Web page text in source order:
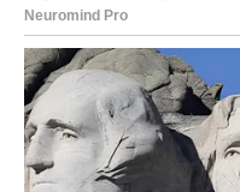
U ova tri dana, Rak
razlogom.
Subota donosi emotivni
Neko se vraća, javlja, ili